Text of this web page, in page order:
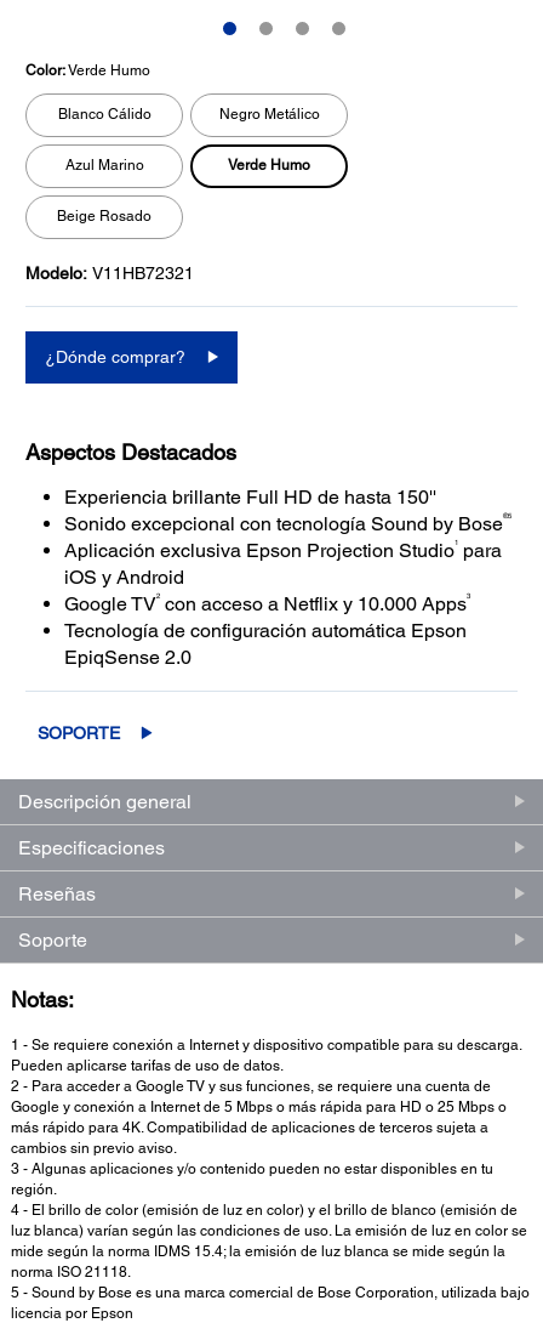
Color:Verde Humo
Blanco Cálido Negro Metálico
Azul Marino Verde Humo
Beige Rosado
Modelo: V11HB72321
¿Dónde comprar?
Aspectos Destacados
Experiencia brillante Full HD de hasta 150''
Sonido excepcional con tecnología Sound by Bose®5
Aplicación exclusiva Epson Projection Studio1
para
iOS y Android
Google TV2 con acceso a Netflix y 10.000 Apps3
Tecnología de configuración automática Epson
EpiqSense 2.0
SOPORTE
Descripción general
Especificaciones
Reseñas
Soporte
Notas:
1 - Se requiere conexión a Internet y dispositivo compatible para su descarga.
Pueden aplicarse tarifas de uso de datos.
2 - Para acceder a Google TV y sus funciones, se requiere una cuenta de
Google y conexión a Internet de 5 Mbps o más rápida para HD o 25 Mbps o
más rápido para 4K. Compatibilidad de aplicaciones de terceros sujeta a
cambios sin previo aviso.
3 - Algunas aplicaciones y/o contenido pueden no estar disponibles en tu
región.
4 - El brillo de color (emisión de luz en color) y el brillo de blanco (emisión de
luz blanca) varían según las condiciones de uso. La emisión de luz en color se
mide según la norma IDMS 15.4; la emisión de luz blanca se mide según la
norma ISO 21118.
5 - Sound by Bose es una marca comercial de Bose Corporation, utilizada bajo
licencia por Epson